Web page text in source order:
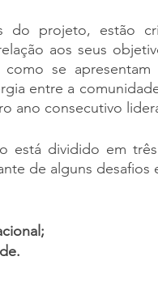
do projeto, estão
aos seus
se
entre a
ano consecutivo
está dividido em
de alguns desafios